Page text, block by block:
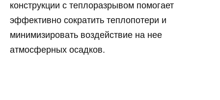
конструкции с теплоразрывом помогает
эффективно сократить теплопотери и
минимизировать воздействие на нее
атмосферных осадков.